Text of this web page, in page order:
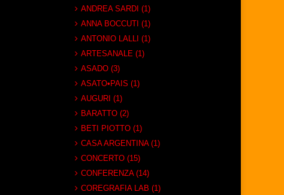
ANDREA SARDI (1)
ANNA BOCCUTI (1)
ANTONIO LALLI (1)
ARTESANALE (1)
ASADO (3)
ASATO•PAIS (1)
AUGURI (1)
BARATTO (2)
BETI PIOTTO (1)
CASA ARGENTINA (1)
CONCERTO (15)
CONFERENZA (14)
COREGRAFIA LAB (1)